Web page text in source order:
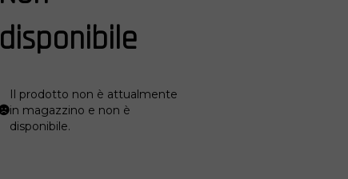
disponibile
Il prodotto non è attualmente
in magazzino e non è
disponibile.